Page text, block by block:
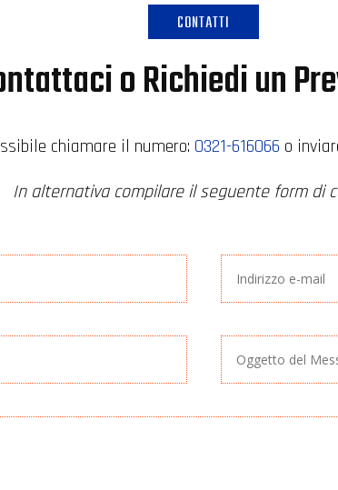
CONTATTI
o Richiedi un
chiamare il numero: 0321-616066 o
In alternativa compilare il seguente form di